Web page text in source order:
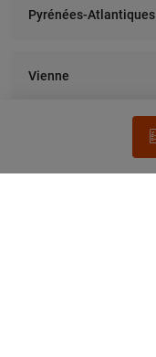
Pyrénées-Atlantiques
Vienne